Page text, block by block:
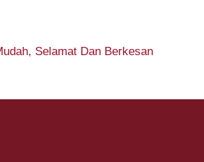
Selamat Dan Berkesan